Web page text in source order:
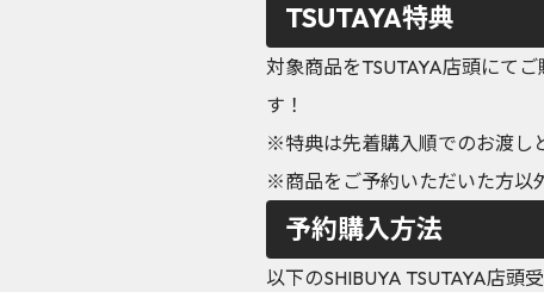
TSUTAYA特典
対象商品をTSUTAYA店頭にて
す！
※特典は先着購入順でのお渡し
※商品をご予約いただいた方以
予約購入方法
以下のSHIBUYA TSUTAYA店頭